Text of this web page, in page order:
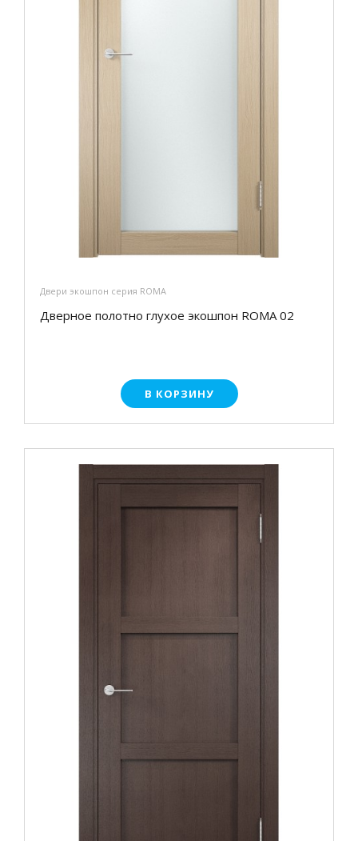
Двери экошпон серия ROMA
Дверное полотно глухое экошпон ROMA 02
В КОРЗИНУ